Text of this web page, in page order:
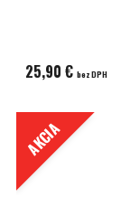
25,90 € bez DPH
AKCIA